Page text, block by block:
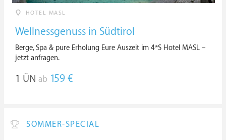
HOTEL MASL
Wellnessgenuss in Südtirol
Berge, Spa & pure Erholung Eure Auszeit im 4*S Hotel MASL –
jetzt anfragen.
1 ÜN ab 159 €
SOMMER-SPECIAL